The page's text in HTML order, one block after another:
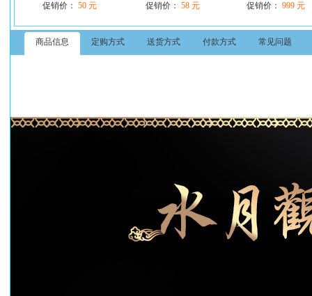
促销价： 50 元
促销价： 58 元
促销价： 999 元
商品信息 定购方式 送货方式 付款方式 常见问题